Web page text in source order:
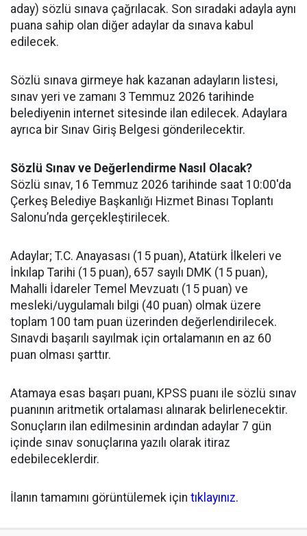
aday) sözlü sınava çağrılacak. Son sıradaki adayla aynı
puana sahip olan diğer adaylar da sınava kabul
edilecek.
Sözlü sınava girmeye hak kazanan adayların listesi,
sınav yeri ve zamanı 3 Temmuz 2026 tarihinde
belediyenin internet sitesinde ilan edilecek. Adaylara
ayrıca bir Sınav Giriş Belgesi gönderilecektir.
Sözlü Sınav ve Değerlendirme Nasıl Olacak?
Sözlü sınav, 16 Temmuz 2026 tarihinde saat 10:00'da
Çerkeş Belediye Başkanlığı Hizmet Binası Toplantı
Salonu’nda gerçekleştirilecek.
Adaylar; T.C. Anayasası (15 puan), Atatürk İlkeleri ve
İnkılap Tarihi (15 puan), 657 sayılı DMK (15 puan),
Mahalli İdareler Temel Mevzuatı (15 puan) ve
mesleki/uygulamalı bilgi (40 puan) olmak üzere
toplam 100 tam puan üzerinden değerlendirilecek.
Sınavdi başarılı sayılmak için ortalamanın en az 60
puan olması şarttır.
Atamaya esas başarı puanı, KPSS puanı ile sözlü sınav
puanının aritmetik ortalaması alınarak belirlenecektir.
Sonuçların ilan edilmesinin ardından adaylar 7 gün
içinde sınav sonuçlarına yazılı olarak itiraz
edebileceklerdir.
İlanın tamamını görüntülemek için tıklayınız.